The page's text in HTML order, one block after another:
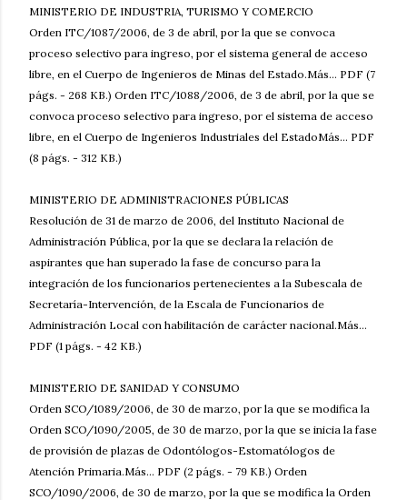
MINISTERIO DE INDUSTRIA, TURISMO Y COMERCIO
Orden ITC/1087/2006, de 3 de abril, por la que se convoca
proceso selectivo para ingreso, por el sistema general de acceso
libre, en el Cuerpo de Ingenieros de Minas del Estado.Más... PDF (7
págs. - 268 KB.) Orden ITC/1088/2006, de 3 de abril, por la que se
convoca proceso selectivo para ingreso, por el sistema de acceso
libre, en el Cuerpo de Ingenieros Industriales del EstadoMás... PDF
(8 págs. - 312 KB.)
MINISTERIO DE ADMINISTRACIONES PÚBLICAS
Resolución de 31 de marzo de 2006, del Instituto Nacional de
Administración Pública, por la que se declara la relación de
aspirantes que han superado la fase de concurso para la
integración de los funcionarios pertenecientes a la Subescala de
Secretaría-Intervención, de la Escala de Funcionarios de
Administración Local con habilitación de carácter nacional.Más...
PDF (1 págs. - 42 KB.)
MINISTERIO DE SANIDAD Y CONSUMO
Orden SCO/1089/2006, de 30 de marzo, por la que se modifica la
Orden SCO/1090/2005, de 30 de marzo, por la que se inicia la fase
de provisión de plazas de Odontólogos-Estomatólogos de
Atención Primaria.Más... PDF (2 págs. - 79 KB.) Orden
SCO/1090/2006, de 30 de marzo, por la que se modifica la Orden